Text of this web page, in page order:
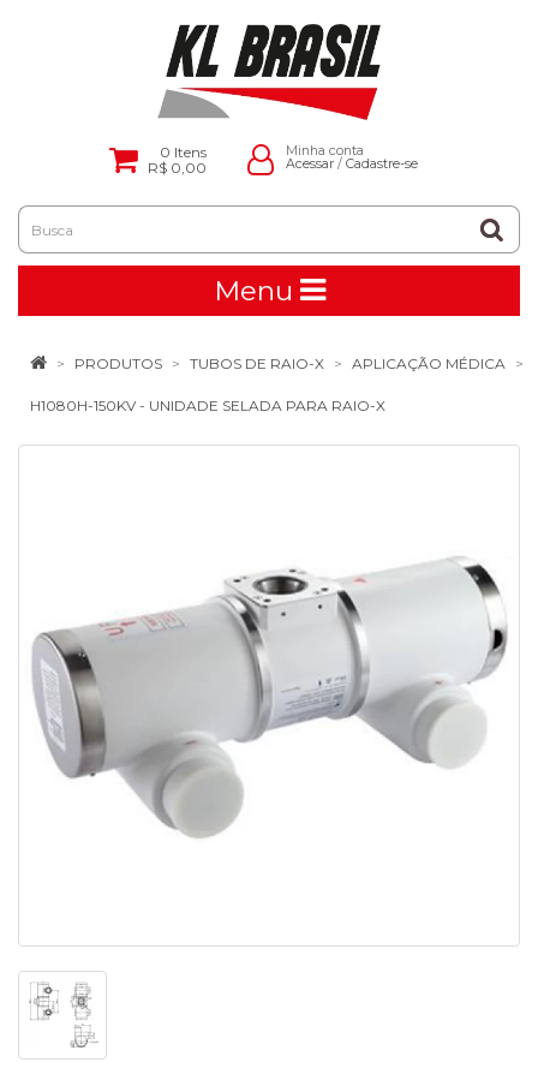
0 Itens
R$ 0,00
Minha conta
Acessar/ Cadastre-se
Menu
PRODUTOS TUBOS DE RAIO-X APLICAÇÃO MÉDICA
H1080H-150KV - UNIDADE SELADA PARA RAIO-X